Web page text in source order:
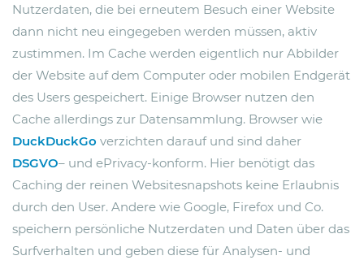
Nutzerdaten, die bei erneutem Besuch einer Website
dann nicht neu eingegeben werden müssen, aktiv
zustimmen. Im Cache werden eigentlich nur Abbilder
der Website auf dem Computer oder mobilen Endgerät
des Users gespeichert. Einige Browser nutzen den
Cache allerdings zur Datensammlung. Browser wie
DuckDuckGo verzichten darauf und sind daher
DSGVO– und ePrivacy-konform. Hier benötigt das
Caching der reinen Websitesnapshots keine Erlaubnis
durch den User. Andere wie Google, Firefox und Co.
speichern persönliche Nutzerdaten und Daten über das
Surfverhalten und geben diese für Analysen- und